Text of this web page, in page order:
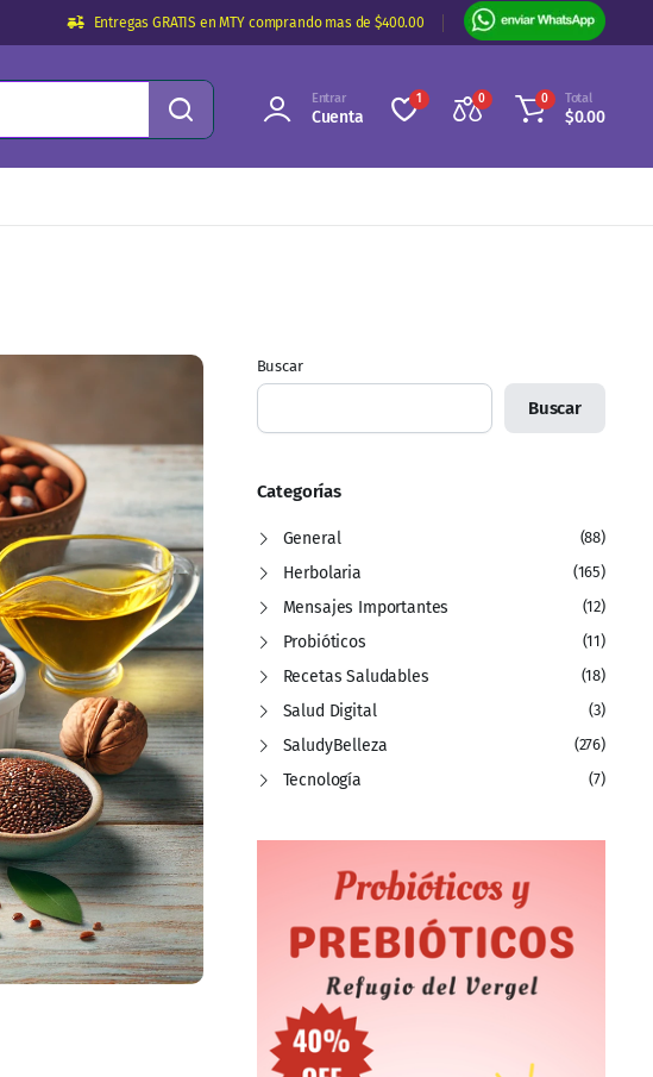
Entregas GRATIS en MTY comprando mas de $400.00
Entrar
Cuenta
1 0 0 Total
$0.00
Buscar
Buscar
Categorías
General (88)
Herbolaria (165)
Mensajes Importantes (12)
Probióticos (11)
Recetas Saludables (18)
Salud Digital (3)
SaludyBelleza (276)
Tecnología (7)